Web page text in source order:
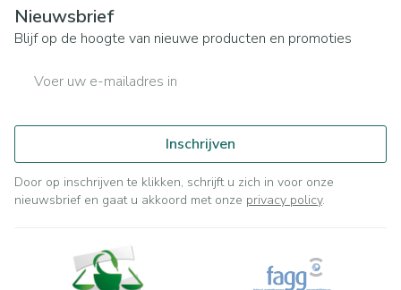
Nieuwsbrief
Blijf op de hoogte van nieuwe producten en promoties
Inschrijven
Door op inschrijven te klikken, schrijft u zich in voor onze
nieuwsbrief en gaat u akkoord met onze privacy policy.